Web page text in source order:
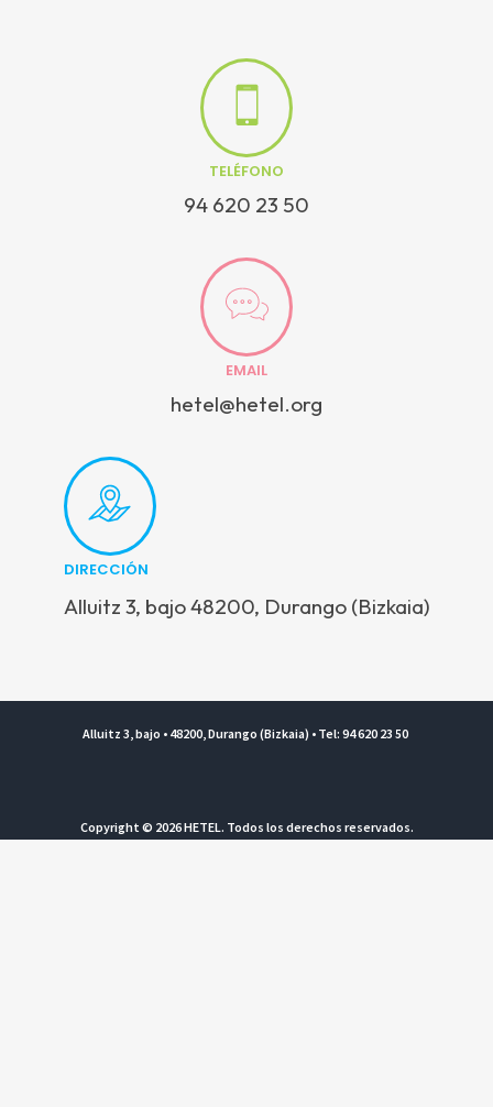
TELÉFONO
94 620 23 50
EMAIL
hetel@hetel.org
DIRECCIÓN
Alluitz 3, bajo 48200, Durango (Bizkaia)
Alluitz 3, bajo • 48200, Durango (Bizkaia) • Tel: 94 620 23 50
Copyright © 2026 HETEL. Todos los derechos reservados.